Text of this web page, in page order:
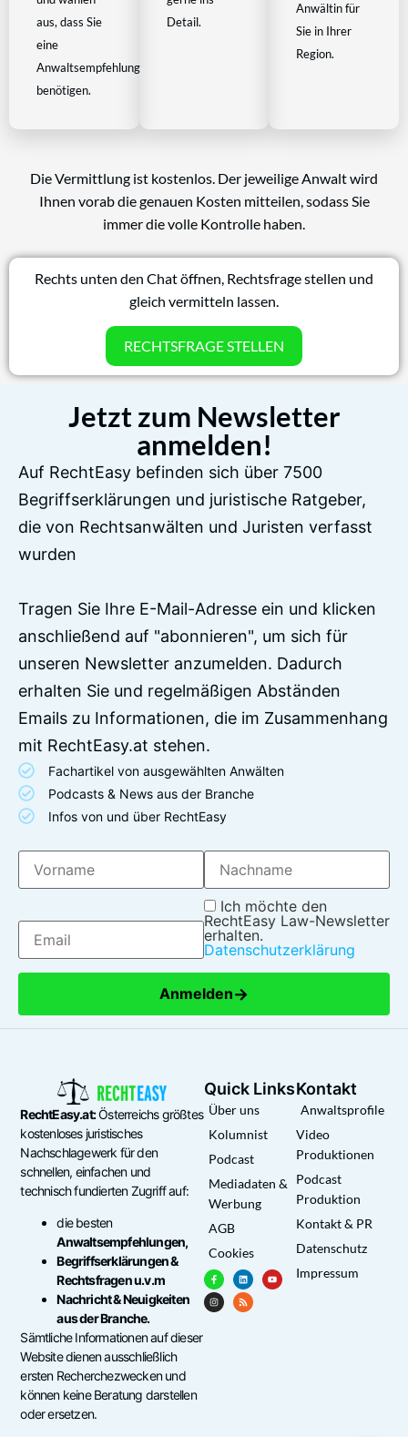
aus, dass Sie
eine
Anwaltsempfehlung
benötigen.
Detail.
Anwältin für
Sie in Ihrer
Region.
Die Vermittlung ist kostenlos. Der jeweilige Anwalt wird
Ihnen vorab die genauen Kosten mitteilen, sodass Sie
immer die volle Kontrolle haben.
Rechts unten den Chat öffnen, Rechtsfrage stellen und
gleich vermitteln lassen.
RECHTSFRAGE STELLEN
Jetzt zum Newsletter
anmelden!
Auf RechtEasy befinden sich über 7500
Begriffserklärungen und juristische Ratgeber,
die von Rechtsanwälten und Juristen verfasst
wurden
Tragen Sie Ihre E-Mail-Adresse ein und klicken
anschließend auf "abonnieren", um sich für
unseren Newsletter anzumelden. Dadurch
erhalten Sie und regelmäßigen Abständen
Emails zu Informationen, die im Zusammenhang
mit RechtEasy.at stehen.
Fachartikel von ausgewählten Anwälten
Podcasts & News aus der Branche
Infos von und über RechtEasy
Ich möchte den
RechtEasy Law-Newsletter
erhalten.
Datenschutzerklärung
Anmelden→
RechtEasy.at:Österreichs größtes
kostenloses juristisches
Nachschlagewerk für den
schnellen, einfachen und
technisch fundierten Zugriff auf:
die besten
Anwaltsempfehlungen,
Begriffserklärungen &
Rechtsfragen u.v.m
Nachricht & Neuigkeiten
aus der Branche.
Sämtliche Informationen auf dieser
Website dienen ausschließlich
ersten Recherchezwecken und
können keine Beratung darstellen
oder ersetzen.
Quick Links
Über uns
Kolumnist
Podcast
Mediadaten &
Werbung
AGB
Cookies
Kontakt
Anwaltsprofile
Video
Produktionen
Podcast
Produktion
Kontakt & PR
Datenschutz
Impressum